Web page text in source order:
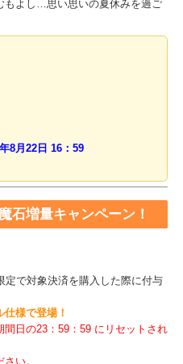
むもよし…思い思いの夏休みを過
年8月22日 16：59
魔石増量キャンペーン！
限定で対象決済を購入した際に付